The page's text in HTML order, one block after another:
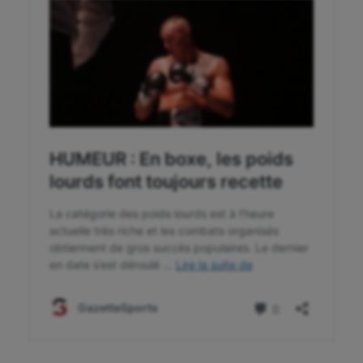
Longue paume
Moto
Natation artistique
Omnisports
Outdoor
Paddle
Parkour